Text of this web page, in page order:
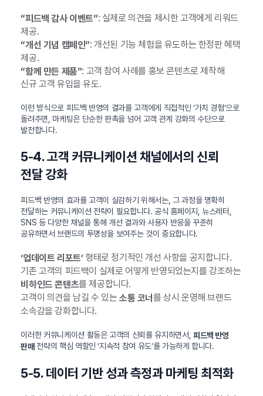
“피드백 감사 이벤트”: 실제로 의견을 제시한 고객에게 리워드
제공.
“개선 기념 캠페인”: 개선된 기능 체험을 유도하는 한정판 혜택
제공.
“함께 만든 제품”: 고객 참여 사례를 홍보 콘텐츠로 제작해
신규 고객 유입을 유도.
이런 방식으로 피드백 반영의 결과를 고객에게 직접적인 ‘가치 경험’으로
돌려주면, 마케팅은 단순한 판촉을 넘어 고객 관계 강화의 수단으로
발전합니다.
5-4. 고객 커뮤니케이션 채널에서의 신뢰
전달 강화
피드백 반영의 효과를 고객이 실감하기 위해서는, 그 과정을 명확히
전달하는 커뮤니케이션 전략이 필요합니다. 공식 홈페이지, 뉴스레터,
SNS 등 다양한 채널을 통해 개선 결과와 사용자 반응을 꾸준히
공유하면서 브랜드의 투명성을 보여주는 것이 중요합니다.
‘업데이트 리포트’형태로 정기적인 개선 사항을 공지합니다.
기존 고객의 피드백이 실제로 어떻게 반영되었는지를 강조하는
비하인드 콘텐츠를 제공합니다.
고객이 의견을 남길 수 있는 소통 코너 를 상시 운영해 브랜드
소속감을 강화합니다.
이러한 커뮤니케이션 활동은 고객의 신뢰를 유지하면서, 피드백 반영
판매전략의 핵심 역할인 ‘지속적 참여 유도’를 가능하게 합니다.
5-5. 데이터 기반 성과 측정과 마케팅 최적화